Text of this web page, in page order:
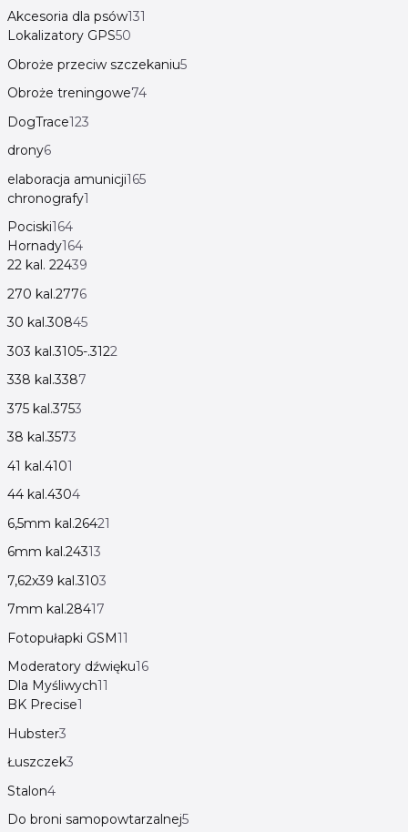
Akcesoria dla psów131
Lokalizatory GPS50
Obroże przeciw szczekaniu5
Obroże treningowe74
DogTrace123
drony6
elaboracja amunicji165
chronografy1
Pociski164
Hornady164
22 kal. 22439
270 kal.2776
30 kal.30845
303 kal.3105-.3122
338 kal.3387
375 kal.3753
38 kal.3573
41 kal.4101
44 kal.4304
6,5mm kal.26421
6mm kal.24313
7,62x39 kal.3103
7mm kal.28417
Fotopułapki GSM11
Moderatory dźwięku16
Dla Myśliwych11
BK Precise1
Hubster3
Łuszczek3
Stalon4
Do broni samopowtarzalnej5